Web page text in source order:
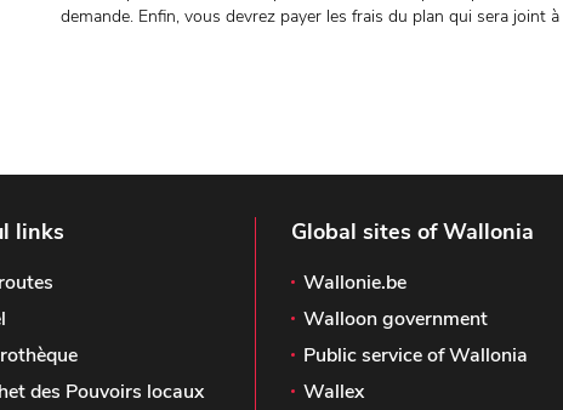
demande. Enfin, vous devrez payer les frais du plan qui sera joint
links
des Pouvoirs locaux
Global sites of Wallonia
Wallonie.be
Walloon government
Public service of Wallonia
Wallex